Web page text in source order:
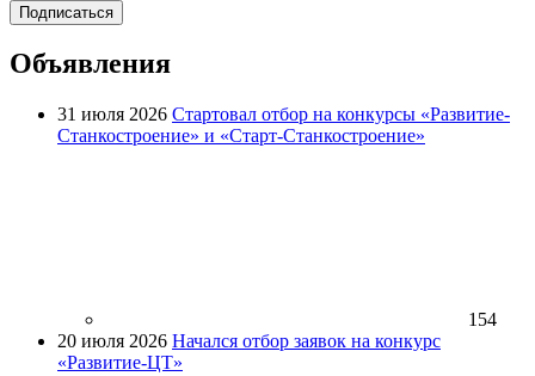
Подписаться
Объявления
31 июля 2026 Стартовал отбор на конкурсы «Развитие-
Станкостроение» и «Старт-Станкостроение»
154
20 июля 2026 Начался отбор заявок на конкурс
«Развитие-ЦТ»